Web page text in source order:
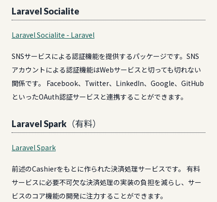
Laravel Socialite
Laravel Socialite - Laravel
SNSサービスによる認証機能を提供するパッケージです。SNS
アカウントによる認証機能はWebサービスと切っても切れない
関係です。 Facebook、Twitter、LinkedIn、Google、GitHub
といったOAuth認証サービスと連携することができます。
Laravel Spark（有料）
Laravel Spark
前述のCashierをもとに作られた決済処理サービスです。 有料
サービスに必要不可欠な決済処理の実装の負担を減らし、サー
ビスのコア機能の開発に注力することができます。